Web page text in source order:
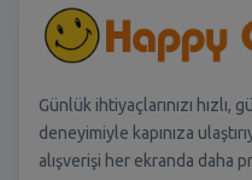
Günlük ihtiyaçlarınızı hızlı,
deneyimiyle kapınıza
alışverişi her ekranda daha